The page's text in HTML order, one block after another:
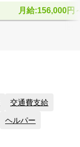
月給:156,000円
交通費支給
ヘルパー